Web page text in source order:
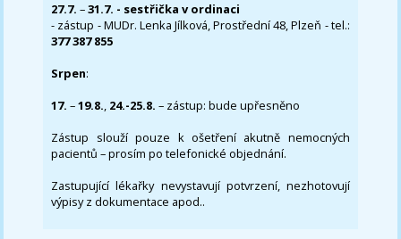
27.7.–31.7. - sestřička v ordinaci
- zástup - MUDr. Lenka Jílková, Prostřední 48, Plzeň - tel.:
377 387 855
Srpen:
17. –19.8., 24.-25.8. – zástup: bude upřesněno
Zástup slouží pouze k ošetření akutně nemocných
pacientů – prosím po telefonické objednání.
Zastupující lékařky nevystavují potvrzení, nezhotovují
výpisy z dokumentace apod..